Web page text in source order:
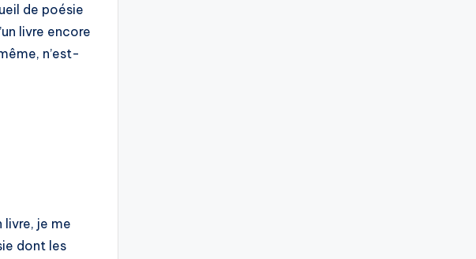
de poésie
livre encore
n’est-
livre, je me
dont les